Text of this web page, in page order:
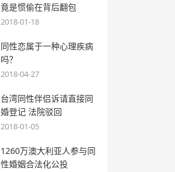
竟是惯偷在背后翻包
2018-01-18
同性恋属于一种心理疾病
吗？
2018-04-27
台湾同性伴侣诉请直接同
婚登记 法院驳回
2018-01-05
1260万澳大利亚人参与同
性婚姻合法化公投